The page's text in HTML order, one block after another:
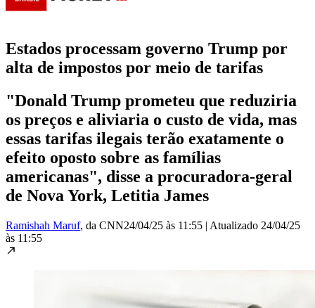
Estados processam governo Trump por
alta de impostos por meio de tarifas
"Donald Trump prometeu que reduziria
os preços e aliviaria o custo de vida, mas
essas tarifas ilegais terão exatamente o
efeito oposto sobre as famílias
americanas", disse a procuradora-geral
de Nova York, Letitia James
Ramishah Maruf, da CNN24/04/25 às 11:55 | Atualizado 24/04/25
às 11:55